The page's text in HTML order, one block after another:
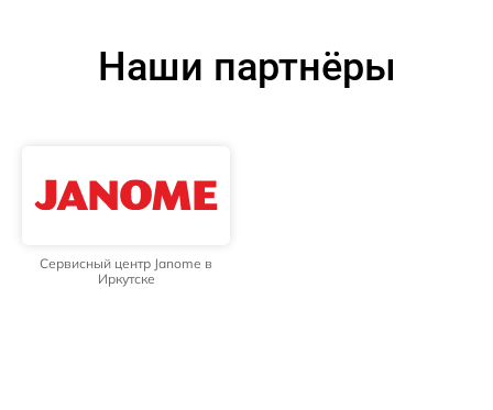
Наши партнёры
Сервисный центр Janome в
Иркутске